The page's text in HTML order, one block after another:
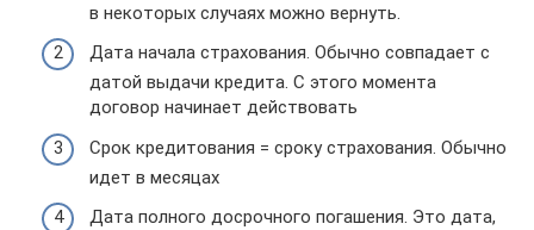
в некоторых случаях можно вернуть.
Дата начала страхования. Обычно совпадает с
датой выдачи кредита. С этого момента
договор начинает действовать
Срок кредитования = сроку страхования. Обычно
идет в месяцах
Дата полного досрочного погашения. Это дата,